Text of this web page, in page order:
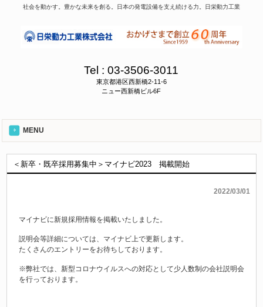
社会を動かす。豊かな未来を創る。日本の発電設備を支え続ける力。日栄動力工業
Tel :03-3506-3011
東京都港区西新橋2-11-6
ニュー西新橋ビル6F
MENU
＜新卒・既卒採用募集中＞マイナビ2023 掲載開始
2022/03/01
マイナビに新規採用情報を掲載いたしました。
説明会等詳細については、マイナビ上で更新します。
たくさんのエントリーをお待ちしております。
※弊社では、新型コロナウイルスへの対応として少人数制の会社説明会
を行っております。